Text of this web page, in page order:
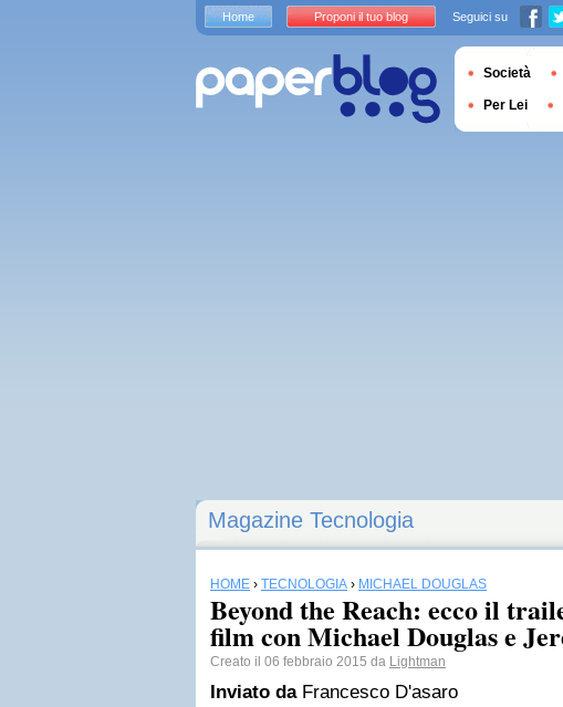
Magazine Tecnologia
HOME › TECNOLOGIA › MICHAEL DOUGLAS
Beyond the Reach: ecco il
film con Michael Douglas e
Creato il 06 febbraio 2015 da Lightman
Inviato da Francesco D'asaro
Home Proponi il tuo blog Seguici su
Società
Per Lei